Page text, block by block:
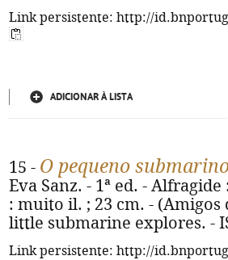
Link persistente: http://
ADICIONAR À LISTA
15 - O pequeno
Eva Sanz. - 1ª ed. -
: muito il. ; 23 cm. -
little submarine explores. -
Link persistente: http://